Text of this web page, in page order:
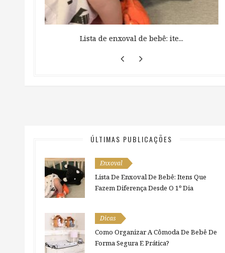
Lista de enxoval de bebê: ite...
ÚLTIMAS PUBLICAÇÕES
Enxoval
Lista De Enxoval De Bebê: Itens Que
Fazem Diferença Desde O 1º Dia
Dicas
Como Organizar A Cômoda De Bebê De
Forma Segura E Prática?